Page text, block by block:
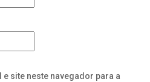
site neste navegador para a